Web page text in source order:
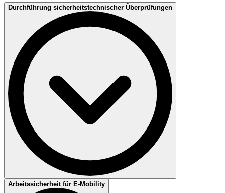
Durchführung sicherheitstechnischer Überprüfungen
Betriebsanlagen und Arbeitsmittel
Arbeitssicherheit für E-Mobility